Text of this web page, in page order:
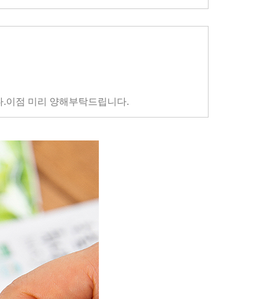
.이점 미리 양해부탁드립니다.